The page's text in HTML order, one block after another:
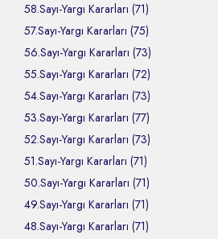
58.Sayı-Yargı Kararları (71)
57.Sayı-Yargı Kararları (75)
56.Sayı-Yargı Kararları (73)
55.Sayı-Yargı Kararları (72)
54.Sayı-Yargı Kararları (73)
53.Sayı-Yargı Kararları (77)
52.Sayı-Yargı Kararları (73)
51.Sayı-Yargı Kararları (71)
50.Sayı-Yargı Kararları (71)
49.Sayı-Yargı Kararları (71)
48.Sayı-Yargı Kararları (71)